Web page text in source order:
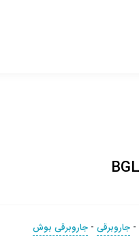
- جاروبرقی - جاروبرقی بوش